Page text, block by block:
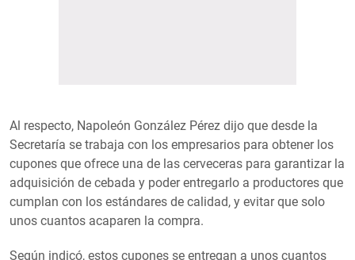
Al respecto, Napoleón González Pérez dijo que desde la
Secretaría se trabaja con los empresarios para obtener los
cupones que ofrece una de las cerveceras para garantizar la
adquisición de cebada y poder entregarlo a productores que
cumplan con los estándares de calidad, y evitar que solo
unos cuantos acaparen la compra.
Según indicó, estos cupones se entregan a unos cuantos